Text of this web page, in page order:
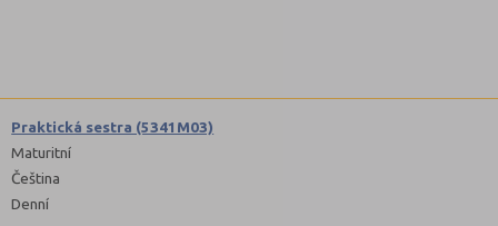
Praktická sestra (5341M03)
Maturitní
Čeština
Denní